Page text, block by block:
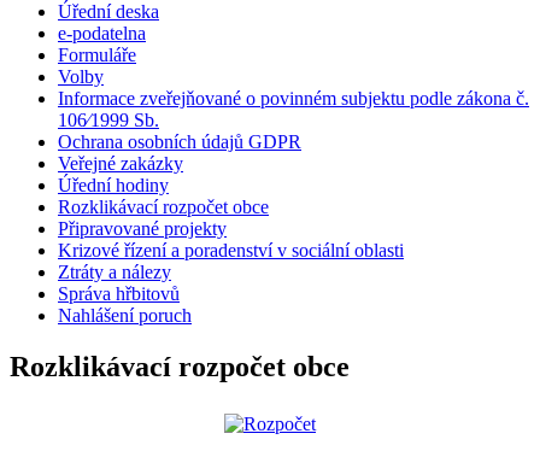
Úřední deska
e-podatelna
Formuláře
Volby
Informace zveřejňované o povinném subjektu podle zákona č.
106⁄1999 Sb.
Ochrana osobních údajů GDPR
Veřejné zakázky
Úřední hodiny
Rozklikávací rozpočet obce
Připravované projekty
Krizové řízení a poradenství v sociální oblasti
Ztráty a nálezy
Správa hřbitovů
Nahlášení poruch
Rozklikávací rozpočet obce